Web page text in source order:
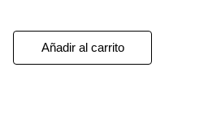
Añadir al carrito